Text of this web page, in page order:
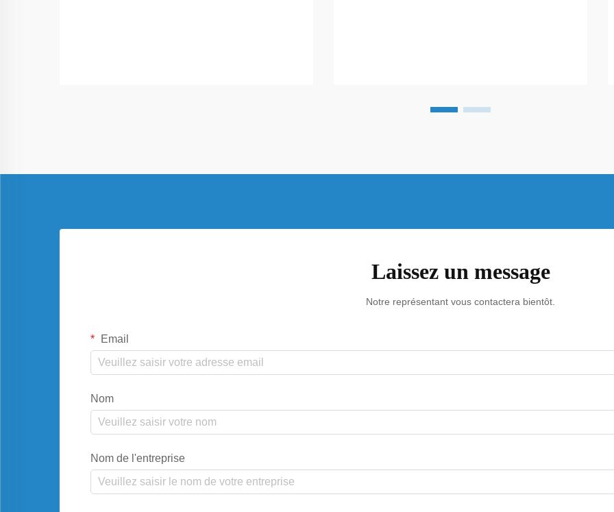
Laissez un message
Notre représentant vous contactera bientôt.
Email
Nom
Nom de l'entreprise